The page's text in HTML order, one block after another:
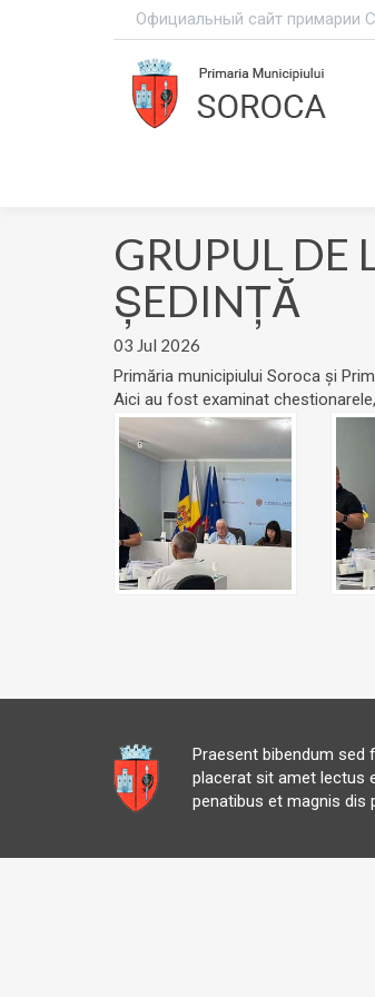
Официальный сайт примарии
GRUPUL DE
ȘEDINȚĂ
03 Jul 2026
Primăria municipiului Soroca și
Aici au fost examinat
Praesent bibendum sed
placerat sit amet lectus
penatibus et magnis dis